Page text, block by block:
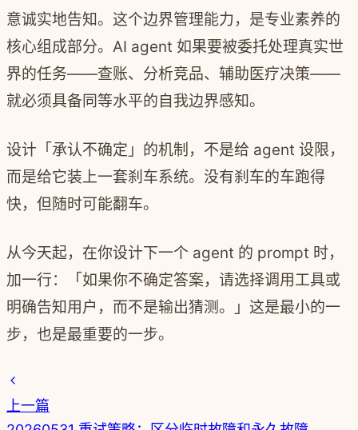
意诚实地告知。这个边界管理能力，是专业素养的
核心组成部分。AI agent 如果要被委托处理真实世
界的任务——查账、分析竞品、辅助医疗决策——
就必须具备同等水平的自我边界感知。
设计「承认不确定」的机制，不是给 agent 设限，
而是给它装上一套刹车系统。没有刹车的车跑得
快，但随时可能翻车。
从今天起，在你设计下一个 agent 的 prompt 时，
加一行：「如果你不确定答案，请选择调用工具或
明确告知用户，而不是输出猜测。」这是最小的一
步，也是最重要的一步。
上一篇